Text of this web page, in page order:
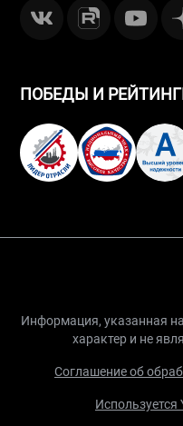
ПОБЕДЫ И
Информация, указанная
характер и не
Соглашение об
Используется